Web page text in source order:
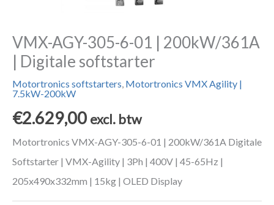
VMX-AGY-305-6-01 | 200kW/361A
| Digitale softstarter
Motortronics softstarters, Motortronics VMX Agility |
7.5kW-200kW
€2.629,00 excl. btw
Motortronics VMX-AGY-305-6-01 | 200kW/361A Digitale
Softstarter | VMX-Agility | 3Ph | 400V | 45-65Hz |
205x490x332mm | 15kg | OLED Display